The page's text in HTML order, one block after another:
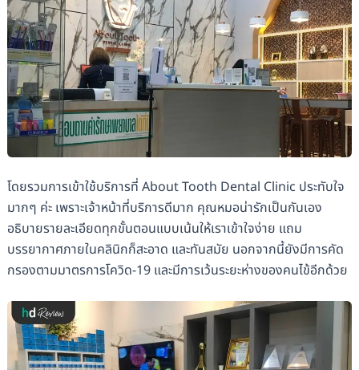
โดยรวมการเข้าใช้บริการที่ About Tooth Dental Clinic ประทับใจ
มากๆ ค่ะ เพราะเจ้าหน้าที่บริการดีมาก คุณหมอน่ารักเป็นกันเอง
อธิบายรายละเอียดทุกขั้นตอนแบบเน้นให้เราเข้าใจง่าย แถม
บรรยากาศภายในคลินิกก็สะอาด และทันสมัย นอกจากนี้ยังมีการคัด
กรองตามมาตรการโควิด-19 และมีการเว้นระยะห่างของคนไข้อีกด้วย